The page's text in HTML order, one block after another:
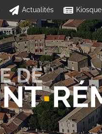
Actualités Kiosque